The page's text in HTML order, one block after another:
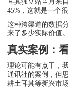
耳其独立站当月来
45%，这就是一个
这种跨渠道的数据
来了多少实际价值。
真实案例：
理论可能有点干，
通讯社的案例，但
耕土耳其等新兴市